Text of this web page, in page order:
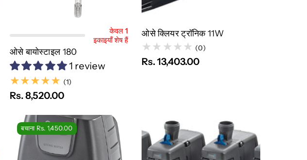
विकल्प चुनें
केवल 1
इकाइयाँ शेष हैं
ओसे बायोस्टाइल 180
1 review
(1)
(1)
Rs. 8,520.00
ओसे क्लियर ट्रॉनिक 11W
(0)
Rs. 13,403.00
बचाना Rs. 1,450.00